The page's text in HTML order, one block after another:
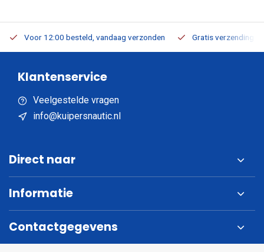
Voor 12:00 besteld, vandaag verzonden Gratis verzending
Klantenservice
Veelgestelde vragen
info@kuipersnautic.nl
Direct naar
Informatie
Contactgegevens